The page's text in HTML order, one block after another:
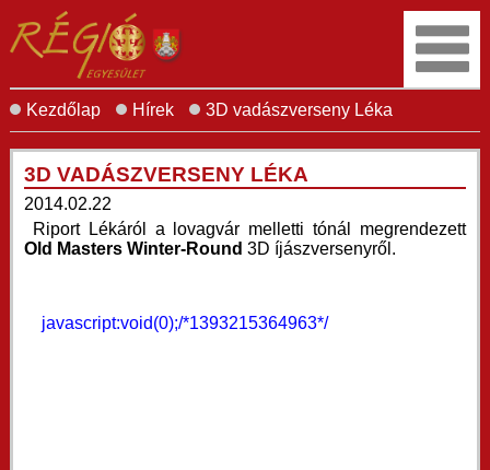
Kezdőlap Hírek 3D vadászverseny Léka
3D VADÁSZVERSENY LÉKA
2014.02.22
Riport Lékáról a lovagvár melletti tónál megrendezett
Old Masters Winter-Round 3D íjászversenyről.
javascript:void(0);/*1393215364963*/